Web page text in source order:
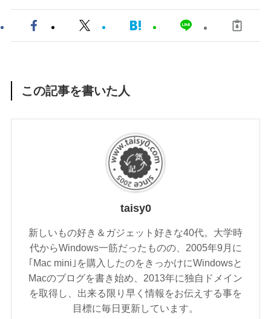
この記事を書いた人
taisy0
新しいもの好き＆ガジェット好きな40代。大学時
代からWindows一筋だったものの、2005年9月に
｢Mac mini｣を購入したのをきっかけにWindowsと
Macのブログを書き始め、2013年に独自ドメイン
を取得し、出来る限り早く情報をお伝えする事を
目標に毎日更新しています。